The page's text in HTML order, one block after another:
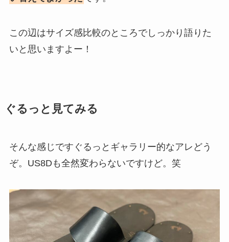
この辺はサイズ感比較のところでしっかり語りた
いと思いますよー！
ぐるっと見てみる
そんな感じですぐるっとギャラリー的なアレどう
ぞ。US8Dも全然変わらないですけど。笑